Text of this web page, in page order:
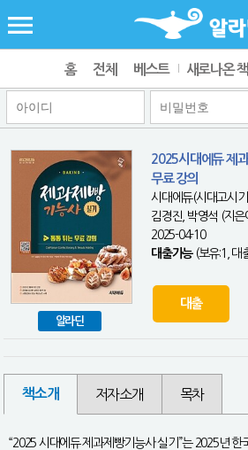
홈 전체 베스트 새로나온 책
알라딘
2025시대에듀 제
무료 강의
시대에듀(시대고시
김경진, 박영석 (지은
2025-04-10
대출가능(보유:1, 대
대출
책소개 저자소개 목차
“2025 시대에듀 제과제빵기능사 실기”는 2025년 한